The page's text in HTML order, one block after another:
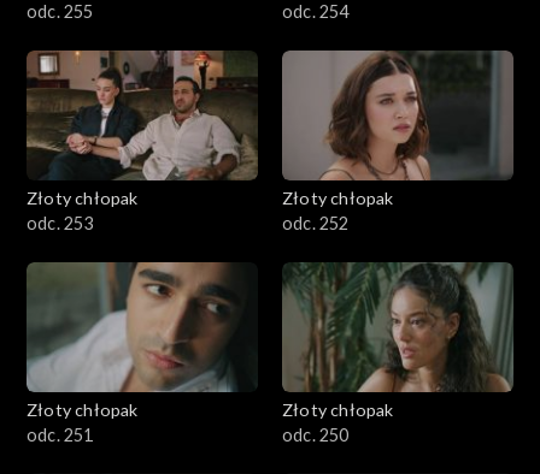
odc. 255
odc. 254
Złoty chłopak
odc. 253
Złoty chłopak
odc. 252
Złoty chłopak
odc. 251
Złoty chłopak
odc. 250